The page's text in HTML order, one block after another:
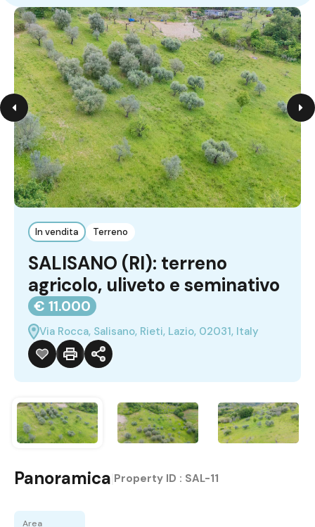
In vendita Terreno
SALISANO (RI): terreno
agricolo, uliveto e seminativo
€ 11.000
Via Rocca, Salisano, Rieti, Lazio, 02031, Italy
Panoramica Property ID : SAL-11
Area